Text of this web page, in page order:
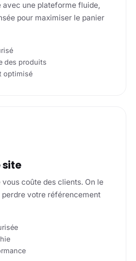
avec une plateforme fluide,
pour maximiser le panier
des produits
optimisé
site
vous coûte des clients. On le
perdre votre référencement